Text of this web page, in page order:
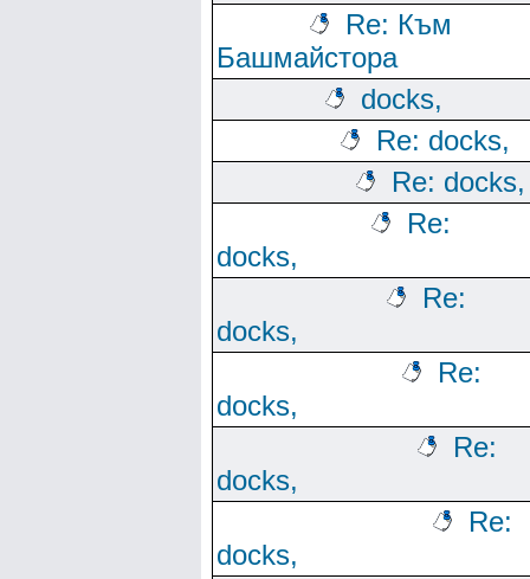
Re: Към
Башмайстора
docks,
Re: docks,
Re: docks,
Re:
docks,
Re:
docks,
Re:
docks,
Re:
docks,
Re:
docks,